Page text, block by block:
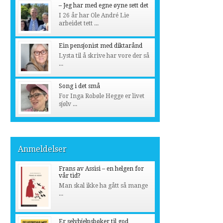
– Jeg har med egne øyne sett det
I 26 år har Ole André Lie
arbeidet tett ...
Ein pensjonist med diktarånd
Lysta til å skrive har vore der så
...
Song i det små
For Inga Robøle Hegge er livet
sjølv ...
Anmeldelser
Frans av Assisi – en helgen for
vår tid?
Man skal ikke ha gått så mange
...
Er selvhjelpsbøker til god